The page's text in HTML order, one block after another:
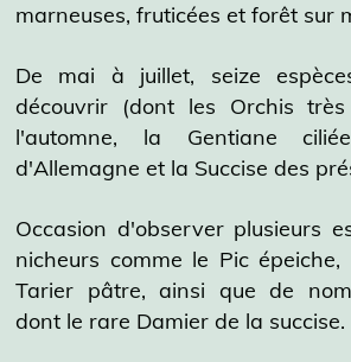
marneuses, fruticées et forêt sur
De mai à juillet, seize
découvrir (dont les Orchis
l'automne, la Gentiane
d'Allemagne et la Succise des
Occasion d'observer plusieurs
nicheurs comme le Pic
Tarier pâtre, ainsi que de
dont le rare Damier de la succise.